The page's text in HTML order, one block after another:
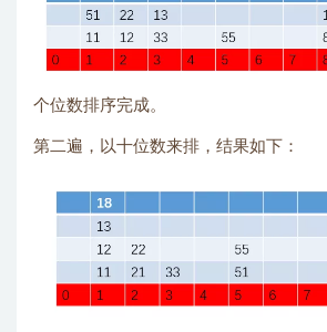
个位数排序完成。
第二遍，以十位数来排，结果如下：